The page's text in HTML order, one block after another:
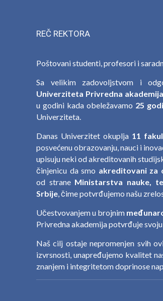
REČ REKTORA
Poštovani studenti, profesori i
Sa velikim zadovoljstvom i
Univerziteta Privredna
u godini kada obeležavamo 25
Univerziteta.
Danas Univerzitet okuplja 11
posvećenu obrazovanju, nauci i
upisuju neki od akreditovanih
činjenicu da smo akreditovani za
od strane Ministarstva nauke,
Srbije, čime potvrđujemo našu
Učestvovanjem u brojnim
Privredna akademija potvrđuje
Naš cilj ostaje nepromenjen svih
izvrsnosti, unapređujemo kvalitet
znanjem i integritetom doprinose